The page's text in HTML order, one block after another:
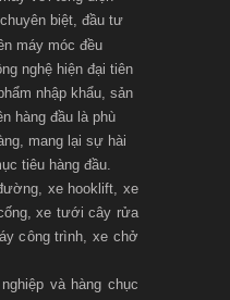
biệt, đầu tư
máy móc đều
nghệ hiện đại tiên
nhập khẩu, sản
hàng đầu là phù
mang lại sự hài
tiêu hàng đầu.
xe hooklift, xe
xe tưới cây rửa
công trình, xe chở
và hàng chục